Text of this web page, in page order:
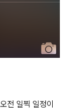
전 일찍 일정이